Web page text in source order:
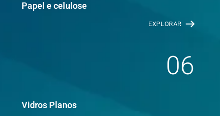
Papel e celulose
EXPLORAR
06
Vidros Planos